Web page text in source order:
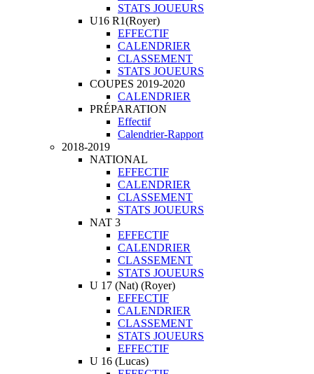
STATS JOUEURS
U16 R1(Royer)
EFFECTIF
CALENDRIER
CLASSEMENT
STATS JOUEURS
COUPES 2019-2020
CALENDRIER
PRÉPARATION
Effectif
Calendrier-Rapport
2018-2019
NATIONAL
EFFECTIF
CALENDRIER
CLASSEMENT
STATS JOUEURS
NAT 3
EFFECTIF
CALENDRIER
CLASSEMENT
STATS JOUEURS
U 17 (Nat) (Royer)
EFFECTIF
CALENDRIER
CLASSEMENT
STATS JOUEURS
EFFECTIF
U 16 (Lucas)